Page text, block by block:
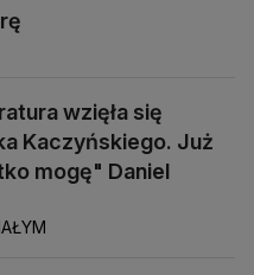
wzięła się
Kaczyńskiego. Już
mogę" Daniel